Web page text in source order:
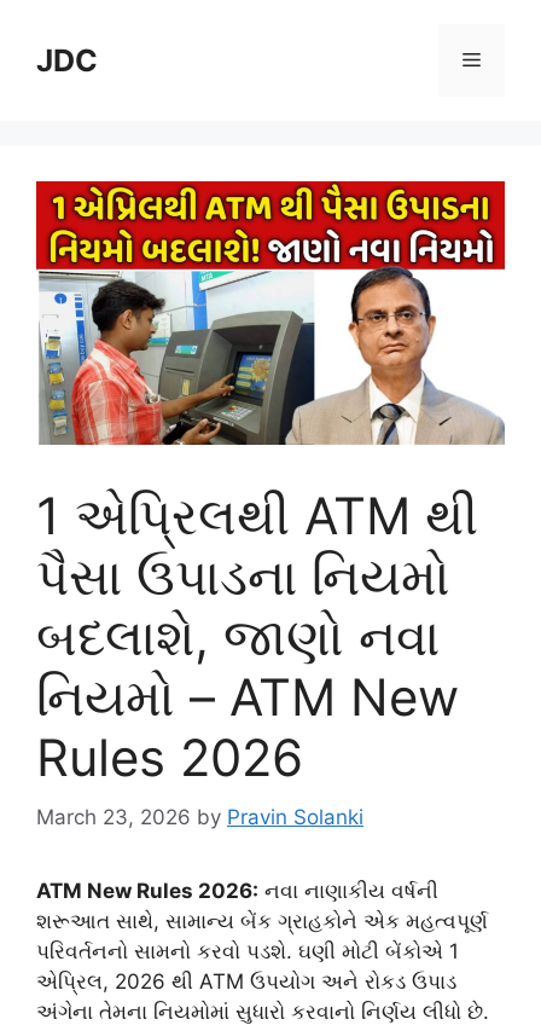
content
JDC Menu
1 એપ્રિલથી ATM થી
પૈસા ઉપાડના નિયમો
બદલાશે, જાણો નવા
નિયમો – ATM New
Rules 2026
March 23, 2026 by Pravin Solanki
ATM New Rules 2026: નવા નાણાકીય વર્ષની
શરૂઆત સાથે, સામાન્ય બેંક ગ્રાહકોને એક મહત્વપૂર્ણ
પરિવર્તનનો સામનો કરવો પડશે. ઘણી મોટી બેંકોએ 1
એપ્રિલ, 2026 થી ATM ઉપયોગ અને રોકડ ઉપાડ
અંગેના તેમના નિયમોમાં સુધારો કરવાનો નિર્ણય લીધો છે.